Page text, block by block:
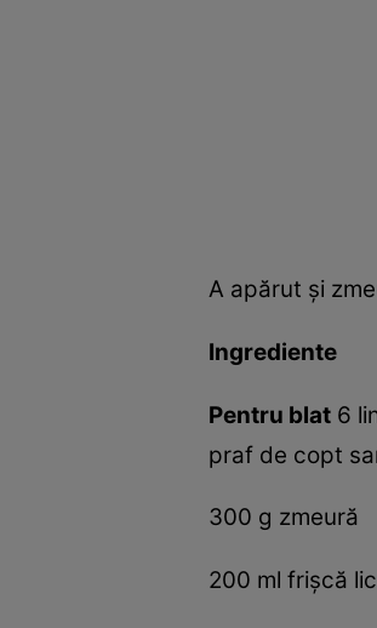
A apărut şi
Ingrediente
Pentru blat 6
praf de copt
300 g zmeură
200 ml frişcă